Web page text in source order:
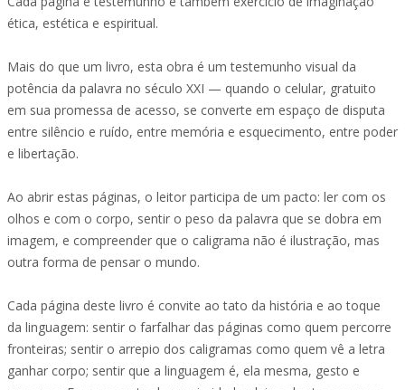
ética, estética e espiritual.
Mais do que um livro, esta obra é um testemunho visual da
potência da palavra no século XXI — quando o celular, gratuito
em sua promessa de acesso, se converte em espaço de disputa
entre silêncio e ruído, entre memória e esquecimento, entre poder
e libertação.
Ao abrir estas páginas, o leitor participa de um pacto: ler com os
olhos e com o corpo, sentir o peso da palavra que se dobra em
imagem, e compreender que o caligrama não é ilustração, mas
outra forma de pensar o mundo.
Cada página deste livro é convite ao tato da história e ao toque
da ‎linguagem: sentir o farfalhar das páginas como quem percorre
fronteiras; ‎sentir o arrepio dos caligramas como quem vê a letra
ganhar corpo; sentir ‎que a linguagem é, ela mesma, gesto e